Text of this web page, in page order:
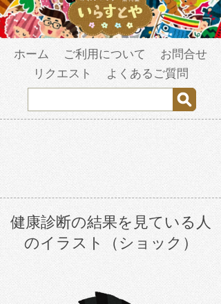
ホーム ご利用について
お問合せ
リクエスト
よくあるご質問
健康診断の結果を見ている人
のイラスト（ショック）